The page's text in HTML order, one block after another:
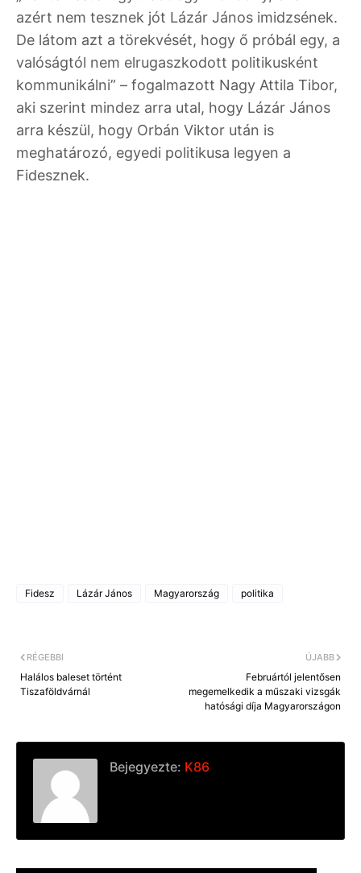
azért nem tesznek jót Lázár János imidzsének.
De látom azt a törekvését, hogy ő próbál egy, a
valóságtól nem elrugaszkodott politikusként
kommunikálni” – fogalmazott Nagy Attila Tibor,
aki szerint mindez arra utal, hogy Lázár János
arra készül, hogy Orbán Viktor után is
meghatározó, egyedi politikusa legyen a
Fidesznek.
Fidesz Lázár János Magyarország politika
ÚJABB
Februártól jelentősen
megemelkedik a műszaki vizsgák
hatósági díja Magyarországon
RÉGEBBI
Halálos baleset történt
Tiszaföldvárnál
Bejegyezte: K86